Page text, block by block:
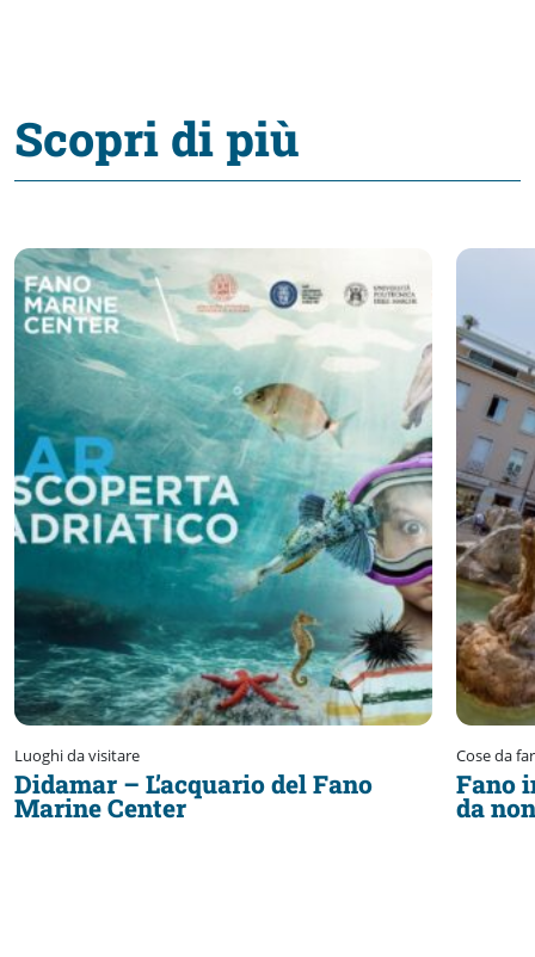
Scopri di più
Luoghi da visitare
Didamar – L’acquario del Fano
Marine Center
Cose da
Fano
da